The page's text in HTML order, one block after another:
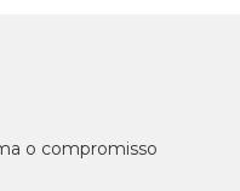
o compromisso